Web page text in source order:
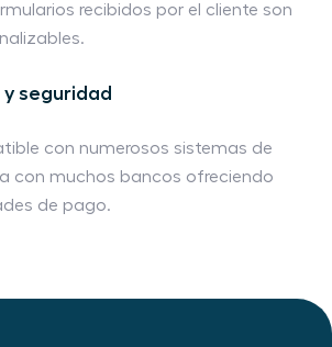
recibidos por el cliente son
seguridad
con numerosos sistemas de
con muchos bancos ofreciendo
de pago.